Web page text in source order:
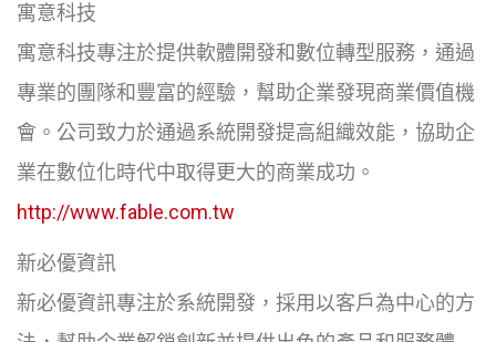
寓意科技
寓意科技專注於提供軟體開發和數位轉型服務，通過
專業的團隊和豐富的經驗，幫助企業發現商業價值機
會。公司致力於通過系統開發提高組織效能，協助企
業在數位化時代中取得更大的商業成功。
http://www.fable.com.tw
新必優資訊
新必優資訊專注於系統開發，採用以客戶為中心的方